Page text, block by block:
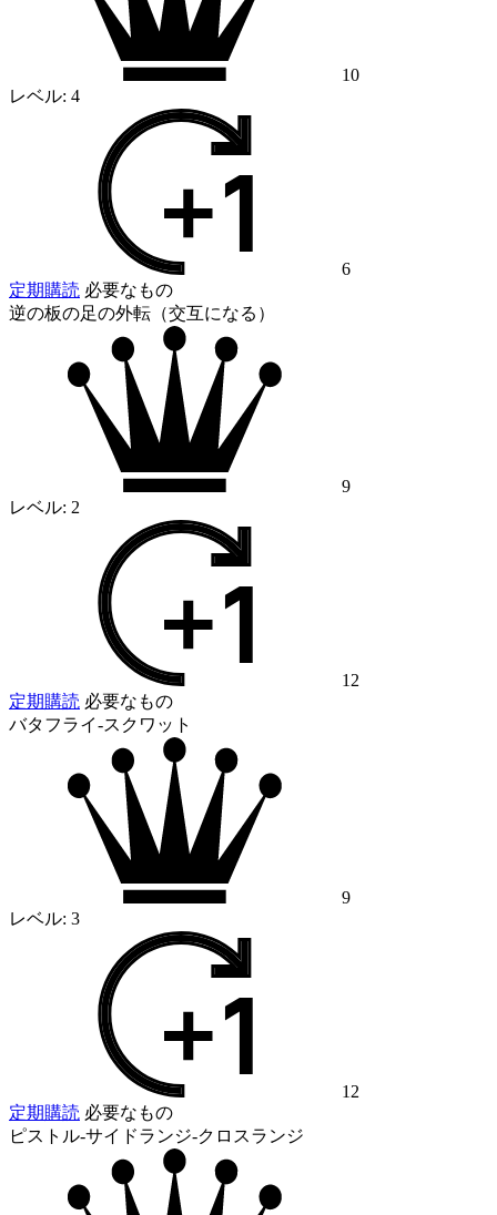
10
レベル: 4
6
定期購読 必要なもの
逆の板の足の外転（交互になる）
9
レベル: 2
12
定期購読 必要なもの
バタフライ-スクワット
9
レベル: 3
12
定期購読 必要なもの
ピストル-サイドランジ-クロスランジ